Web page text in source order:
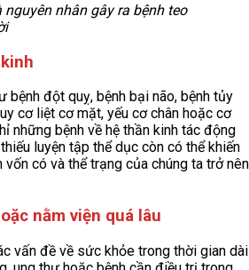
nhân gây ra bệnh teo
bệnh đột quỵ, bệnh bại não, bệnh tủy
cơ liệt cơ mặt, yếu cơ chân hoặc cơ
những bệnh về hệ thần kinh tác động
luyện tập thể dục còn có thể khiến
có và thể trạng của chúng ta trở nên
nằm viện quá lâu
vấn đề về sức khỏe trong thời gian dài